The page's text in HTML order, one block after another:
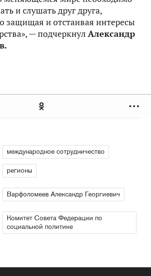
и слушать друг друга,
защищая и отстаивая интересы
— подчеркнул Александр
международное сотрудничество
регионы
Варфоломеев Александр Георгиевич
Комитет Совета Федерации по
социальной политике